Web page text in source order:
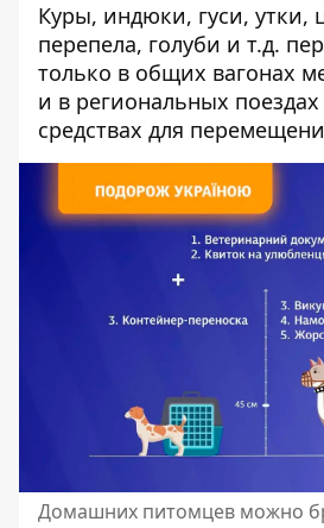
Куры, индюки, гуси, утки,
перепела, голуби и т.д.
только в общих вагонах
и в региональных
средствах для
Домашних питомцев можно